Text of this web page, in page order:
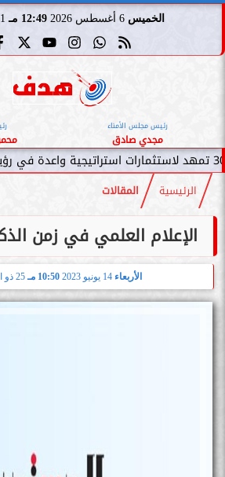
الخميس 12:49 مـ 21
رئيس مجلس الأمناء
مجدي صادق
الرئيسية المقالات
الإعلام العلمي في زمن
الأربعاء 10:50 مـ 25 ذو القعدة 1444